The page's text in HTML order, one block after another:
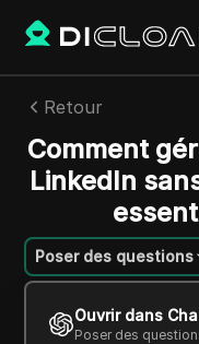
Retour
Comment
LinkedIn
Poser des questions
Ouvrir dans
Poser des
William Davis
11 oct. 2025 7